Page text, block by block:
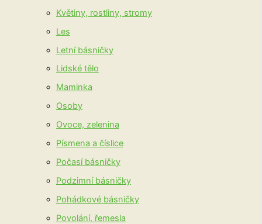
Květiny, rostliny, stromy
Les
Letní básničky
Lidské tělo
Maminka
Osoby
Ovoce, zelenina
Písmena a číslice
Počasí básničky
Podzimní básničky
Pohádkové básničky
Povolání, řemesla